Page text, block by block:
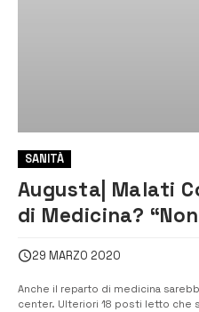
SANITÀ
Augusta| Malati
di Medicina?
29 MARZO 2020
Anche il reparto di medicina
center. Ulteriori 18 posti letto che